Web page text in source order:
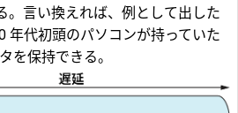
。言い換えれば、例として出した
年代初頭のパソコンが持っていた
を保持できる。